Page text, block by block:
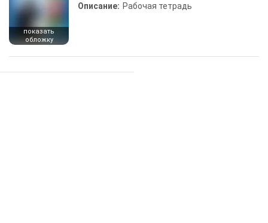
показать
обложку
Описание: Рабочая тетрадь